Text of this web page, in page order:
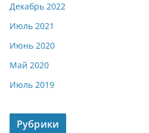
Декабрь 2022
Июль 2021
Июнь 2020
Май 2020
Июль 2019
Рубрики